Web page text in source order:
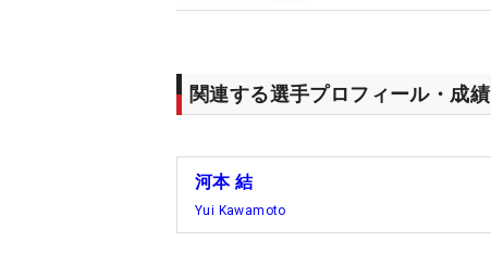
関連する選手プロフィール・成績
河本 結
Yui Kawamoto